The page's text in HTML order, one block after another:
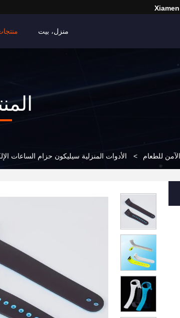
منزل، بيت
للطعام > الأدوات المنزلية سيليكون حزام الساعات